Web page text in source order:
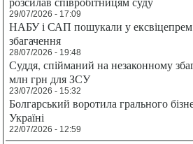
29/07/2026 - 17:09
НАБУ і САП пошукали у
збагачення
28/07/2026 - 19:48
Суддя, спійманий на незаконному
млн грн для ЗСУ
23/07/2026 - 15:32
Болгарський воротила грального
Україні
22/07/2026 - 12:59